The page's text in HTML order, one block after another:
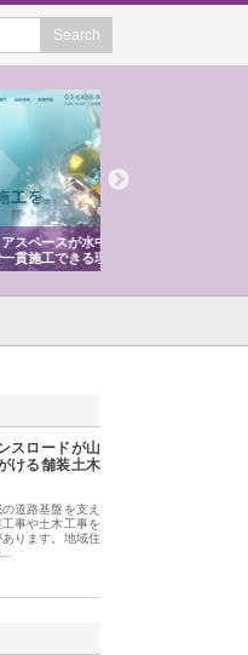
ペースが水中
施工できる理
スロードが山
ける舗装土木
道路基盤を支え
事や土木工事を
ります。地域住